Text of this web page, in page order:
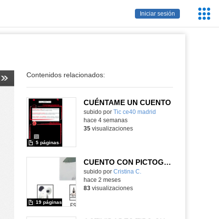
Iniciar sesión
Contenidos relacionados:
CUÉNTAME UN CUENTO
subido por Tic ce40 madrid
5 páginas
hace 4 semanas
35visualizaciones
CUENTO CON PICTOGRAMAS GRISELA
subido por Cristina C.
19 páginas
hace 2 meses
83visualizaciones